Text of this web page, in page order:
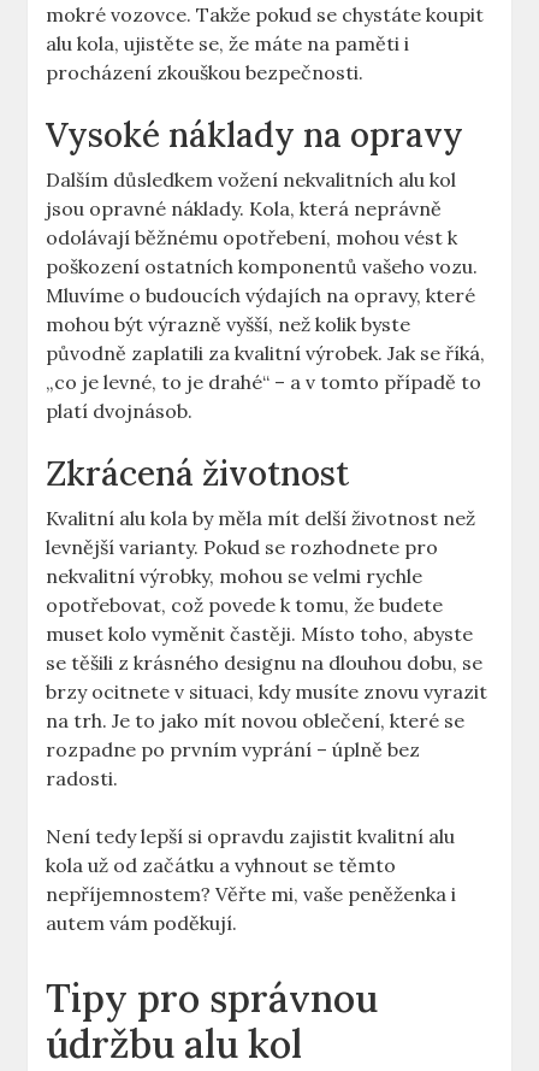
mokré vozovce. Takže pokud se chystáte koupit
alu kola, ujistěte se, že máte na paměti i
procházení zkouškou bezpečnosti.
Vysoké náklady na opravy
Dalším důsledkem vožení nekvalitních alu kol
jsou opravné náklady. Kola, která neprávně
odolávají běžnému opotřebení, mohou vést k
poškození ostatních komponentů vašeho vozu.
Mluvíme o budoucích výdajích na opravy, které
mohou být výrazně vyšší, než kolik byste
původně zaplatili za kvalitní výrobek. Jak se říká,
„co je levné, to je drahé“ – a v tomto případě to
platí dvojnásob.
Zkrácená životnost
Kvalitní alu kola by měla mít delší životnost než
levnější varianty. Pokud se rozhodnete pro
nekvalitní výrobky, mohou se velmi rychle
opotřebovat, což povede k tomu, že budete
muset kolo vyměnit častěji. Místo toho, abyste
se těšili z krásného designu na dlouhou dobu, se
brzy ocitnete v situaci, kdy musíte znovu vyrazit
na trh. Je to jako mít novou oblečení, které se
rozpadne po prvním vyprání – úplně bez
radosti.
Není tedy lepší si opravdu zajistit kvalitní alu
kola už od začátku a vyhnout se těmto
nepříjemnostem? Věřte mi, vaše peněženka i
autem vám poděkují.
Tipy pro správnou
údržbu alu kol